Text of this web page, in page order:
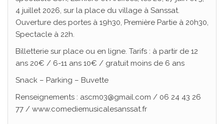
4 juillet 2026, sur la place du village à Sanssat.
Ouverture des portes à 19h30, Première Partie à 20h30,
Spectacle à 22h.
Billetterie sur place ou en ligne. Tarifs : à partir de 12
ans 20€ / 6-11 ans 10€ / gratuit moins de 6 ans
Snack – Parking – Buvette
Renseignements : ascm03@gmail.com / 06 24 43 26
77 / www.comediemusicalesanssat.fr